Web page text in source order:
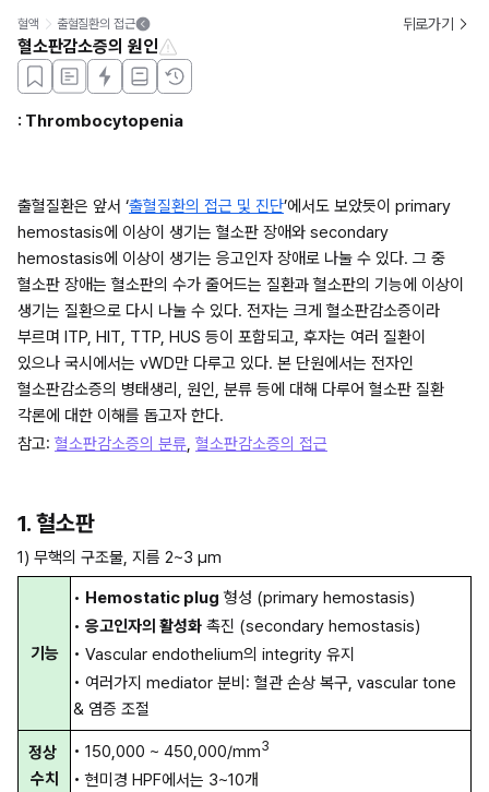
혈액 출혈질환의 접근 뒤로가기
혈소판감소증의 원인
: Thrombocytopenia
출혈질환은 앞서 ‘출혈질환의 접근 및 진단’에서도 보았듯이 primary
hemostasis에 이상이 생기는 혈소판 장애와 secondary
hemostasis에 이상이 생기는 응고인자 장애로 나눌 수 있다. 그 중
혈소판 장애는 혈소판의 수가 줄어드는 질환과 혈소판의 기능에 이상이
생기는 질환으로 다시 나눌 수 있다. 전자는 크게 혈소판감소증이라
부르며 ITP, HIT, TTP, HUS 등이 포함되고, 후자는 여러 질환이
있으나 국시에서는 vWD만 다루고 있다. 본 단원에서는 전자인
혈소판감소증의 병태생리, 원인, 분류 등에 대해 다루어 혈소판 질환
각론에 대한 이해를 돕고자 한다.
참고: 혈소판감소증의 분류, 혈소판감소증의 접근
1. 혈소판
1) 무핵의 구조물, 지름 2~3 µm
기능
• Hemostatic plug 형성 (primary hemostasis)
• 응고인자의 활성화 촉진 (secondary hemostasis)
• Vascular endothelium의 integrity 유지
• 여러가지 mediator 분비: 혈관 손상 복구, vascular tone
& 염증 조절
정상
수치
• 150,000 ~ 450,000/mm3
• 현미경 HPF에서는 3~10개